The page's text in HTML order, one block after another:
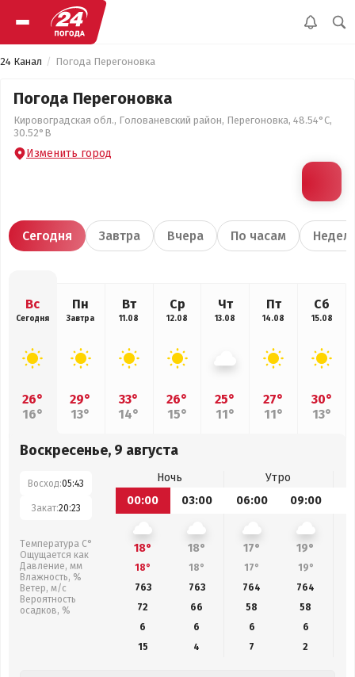
24 Канал Погода Перегоновка
Погода Перегоновка
Кировоградская обл., Голованевский район, Перегоновка, 48.54°С,
30.52°В
Изменить город
Сегодня Завтра Вчера По часам
Вс
Сегодня
26°
16°
Пн
Завтра
29°
13°
Вт
11.08
33°
14°
Ср
12.08
26°
15°
Чт
13.08
25°
11°
Пт
14.08
27°
11°
Сб
15.08
30°
13°
Воскресенье, 9 августа
Восход:05:43
Закат:20:23
Температура С°
Ощущается как
Давление, мм
Влажность, %
Ветер, м/с
Вероятность
осадков, %
Ночь
Утро
00:00
03:00 06:00 09:00
18° 18° 17° 19°
18° 18° 17° 19°
763
763 764 764
72
66 58 58
6
6 6
6
15
4 7 2